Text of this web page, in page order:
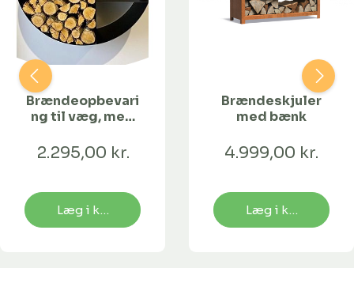
Brændeopbevari
ng til væg, med
lakeret
2.295,00 kr.
Læg i kurv
Brændeskjuler
med bænk
4.999,00 kr.
Læg i kurv